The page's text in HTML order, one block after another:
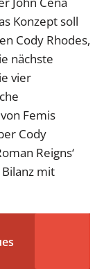
Konzept soll
Cody Rhodes,
nächste
vier
Femis
Cody
Reigns‘
mit